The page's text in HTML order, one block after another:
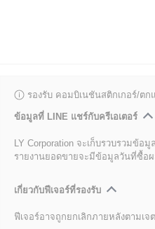
รองรับ คอมบิเนชันสติกเกอร์/ตก
ข้อมูลที่ LINE แชร์กับครีเอเตอร์
LY Corporation จะเก็บรวบรวมข้อ
รายงานยอดขายจะมีข้อมูลวันที่ซื้อ
เกี่ยวกับฟีเจอร์ที่รองรับ
ฟีเจอร์อาจถูกยกเลิกภายหลังตามเจ